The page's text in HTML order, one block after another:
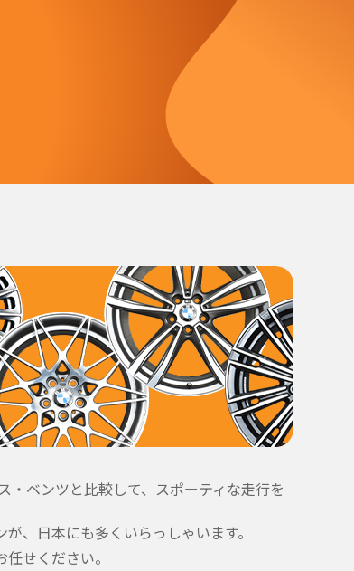
・ベンツと比較して、スポーティな走行を
、日本にも多くいらっしゃいます。
せください。